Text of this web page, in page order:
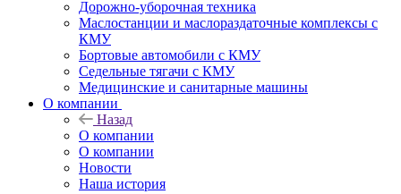
Дорожно-уборочная техника
Маслостанции и маслораздаточные комплексы с
КМУ
Бортовые автомобили с КМУ
Седельные тягачи с КМУ
Медицинские и санитарные машины
О компании
Назад
О компании
О компании
Новости
Наша история